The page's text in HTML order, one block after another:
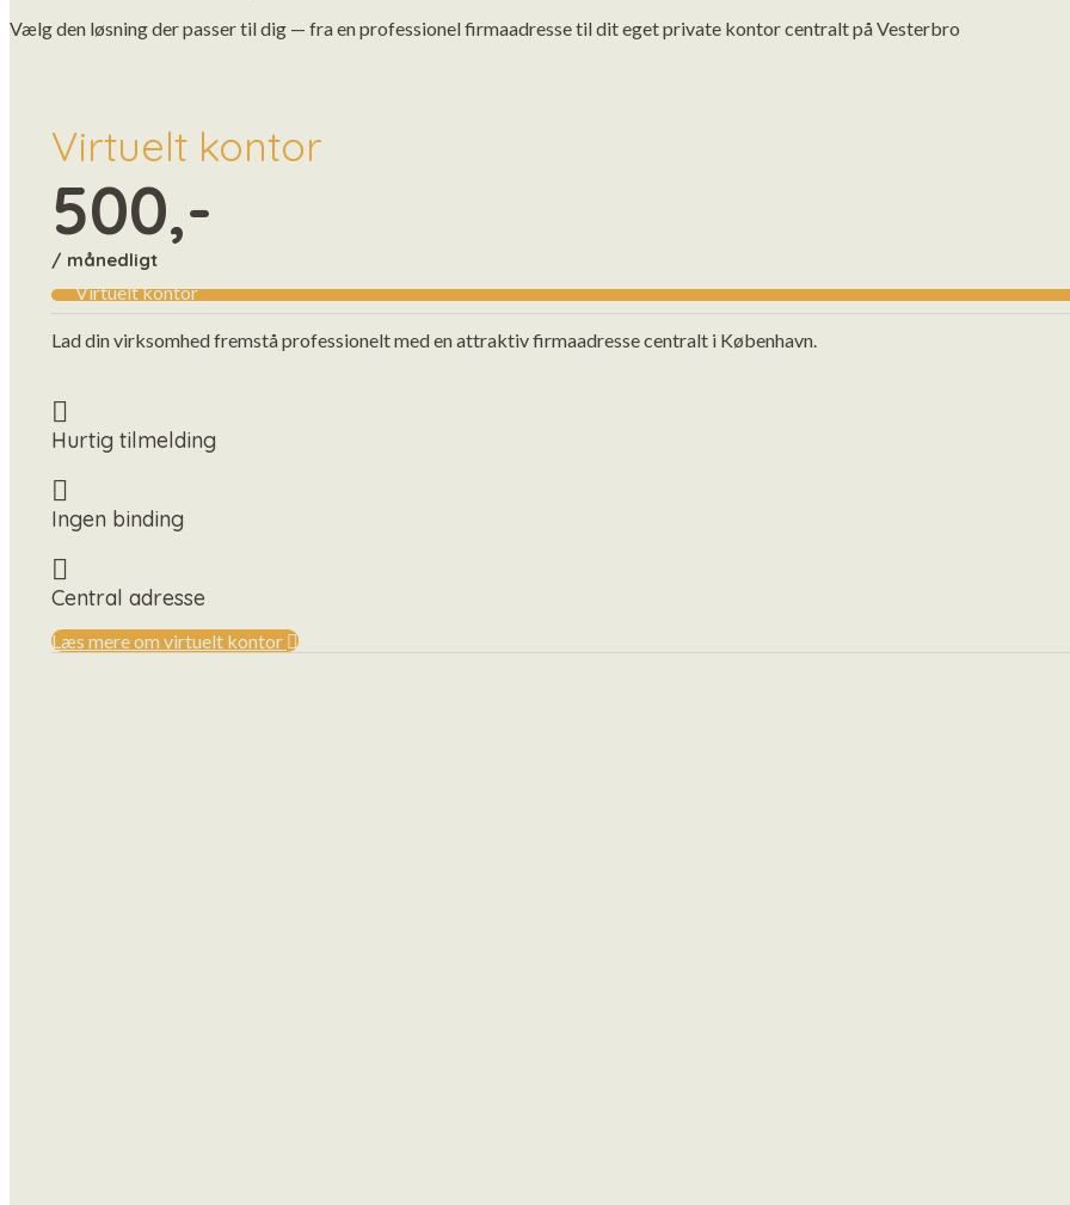
Vælg den løsning der passer til dig — fra en professionel firmaadresse til dit eget private kontor centralt på Vesterbro
Virtuelt kontor
500,-
/ månedligt
Virtuelt kontor
Lad din virksomhed fremstå professionelt med en attraktiv firmaadresse centralt i København.
Hurtig tilmelding
Ingen binding
Central adresse
Læs mere om virtuelt kontor